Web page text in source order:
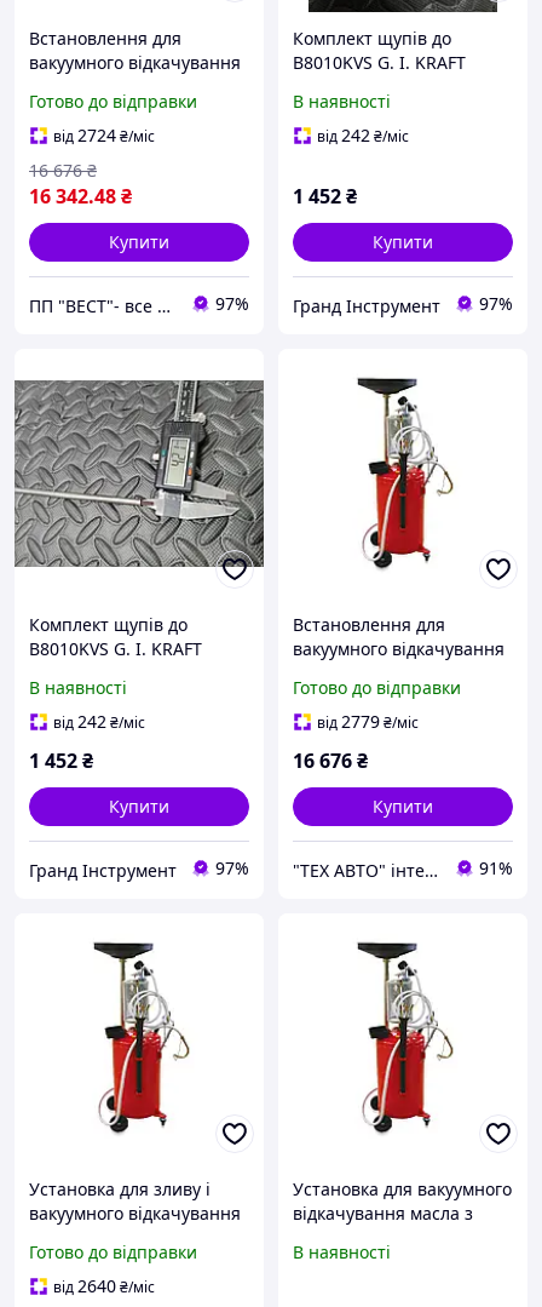
Встановлення для
вакуумного відкачування
(90 л) TORIN TRG2090
Готово до відправки
від2724₴/міс
16 342.48₴
16 676 ₴
Купити
ПП "ВЕСТ"- все для зварки, спецодяг та взуття, пожежна безпека, покрівельні матеріали. 97%
Комплект щупів до
B8010KVS G. I. KRAFT
В наявності
від242₴/міс
1 452₴
Купити
Гранд Інструмент 97%
Комплект щупів до
B8010KVS G. I. KRAFT
В наявності
від242₴/міс
1 452₴
Купити
Гранд Інструмент 97%
Встановлення для
вакуумного відкачування
(90 л) TORIN TRG2090
Готово до відправки
від2779₴/міс
16 676₴
Купити
"ТЕХ АВТО" інтернет магазин 91%
Установка для зливу і
вакуумного відкачування
90л TRG2090 TORIN
Готово до відправки
від2640₴/міс
Установка для вакуумного
відкачування масла з
TORIN TRG2090
В наявності